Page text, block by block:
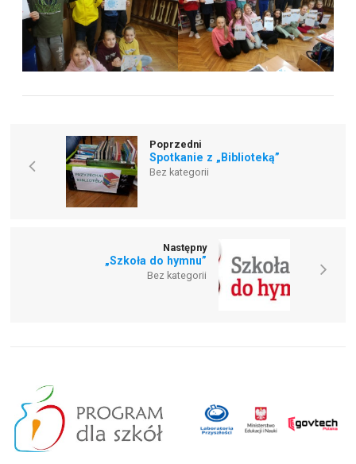
Poprzedni
Spotkanie z „Biblioteką”
Bez kategorii
Następny
„Szkoła do hymnu”
Bez kategorii